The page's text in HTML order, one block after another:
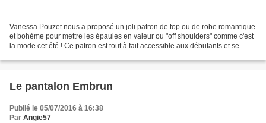
Vanessa Pouzet nous a proposé un joli patron de top ou de robe romantique
et bohème pour mettre les épaules en valeur ou "off shoulders" comme c'est
la mode cet été ! Ce patron est tout à fait accessible aux débutants et se
Le pantalon Embrun
Publié le 05/07/2016 à 16:38
Par Angie57